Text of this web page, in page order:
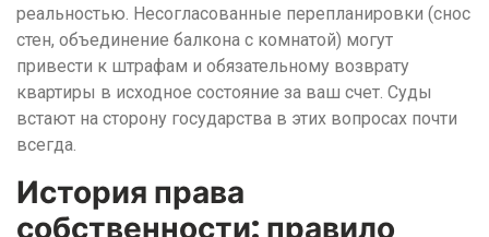
реальностью. Несогласованные перепланировки (снос
стен, объединение балкона с комнатой) могут
привести к штрафам и обязательному возврату
квартиры в исходное состояние за ваш счет. Суды
встают на сторону государства в этих вопросах почти
всегда.
История права